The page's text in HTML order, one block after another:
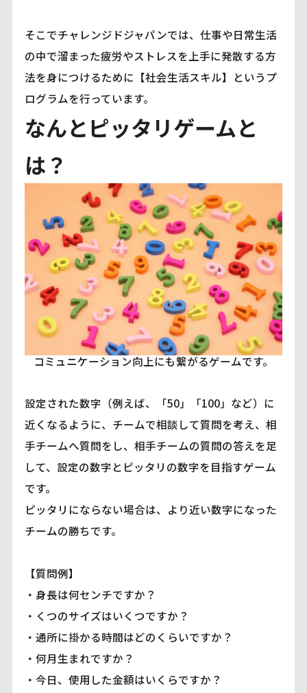
そこでチャレンジドジャパンでは、仕事や日常生活
の中で溜まった疲労やストレスを上手に発散する方
法を身につけるために【社会生活スキル】というプ
ログラムを行っています。
なんとピッタリゲームと
は？
コミュニケーション向上にも繋がるゲームです。
設定された数字（例えば、「50」「100」など）に
近くなるように、チームで相談して質問を考え、相
手チームへ質問をし、相手チームの質問の答えを足
して、設定の数字とピッタリの数字を目指すゲーム
です。
ピッタリにならない場合は、より近い数字になった
チームの勝ちです。
【質問例】
・身長は何センチですか？
・くつのサイズはいくつですか？
・通所に掛かる時間はどのくらいですか？
・何月生まれですか？
・今日、使用した金額はいくらですか？